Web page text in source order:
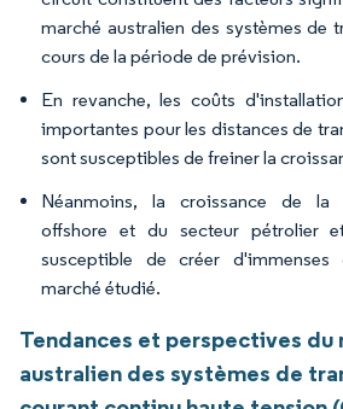
marché australien des systèmes de
cours de la période de prévision.
En revanche, les coûts
importantes pour les distances de
sont susceptibles de freiner la
Néanmoins, la croissance de la
offshore et du secteur pétrolier
susceptible de créer
marché étudié.
Tendances et perspectives du
australien des systèmes de